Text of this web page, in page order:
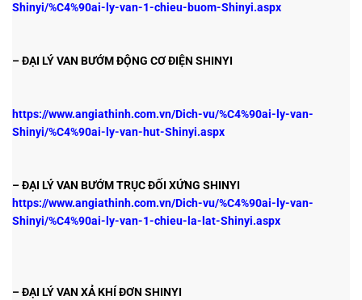
Shinyi/%C4%90ai-ly-van-1-chieu-buom-Shinyi.aspx
– ĐẠI LÝ VAN BƯỚM ĐỘNG CƠ ĐIỆN SHINYI
https://www.angiathinh.com.vn/Dich-vu/%C4%90ai-ly-van-
Shinyi/%C4%90ai-ly-van-hut-Shinyi.aspx
– ĐẠI LÝ VAN BƯỚM TRỤC ĐỐI XỨNG SHINYI
https://www.angiathinh.com.vn/Dich-vu/%C4%90ai-ly-van-
Shinyi/%C4%90ai-ly-van-1-chieu-la-lat-Shinyi.aspx
– ĐẠI LÝ VAN XẢ KHÍ ĐƠN SHINYI